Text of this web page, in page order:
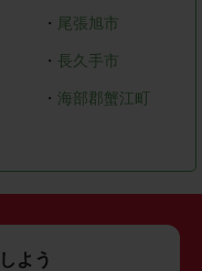
・ 尾張旭市
・ 長久手市
・ 海部郡蟹江町
よう